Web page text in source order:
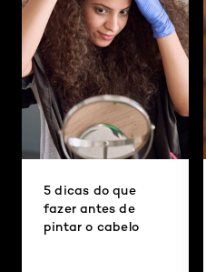
5 dicas do que
fazer antes de
pintar o cabelo